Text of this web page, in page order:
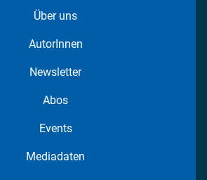
Über uns
AutorInnen
Newsletter
Abos
Events
Mediadaten